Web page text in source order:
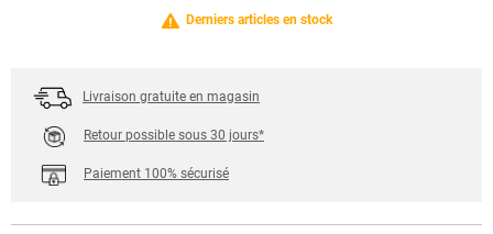
Derniers articles en stock
Livraison gratuite en magasin
Retour possible sous 30 jours*
Paiement 100% sécurisé